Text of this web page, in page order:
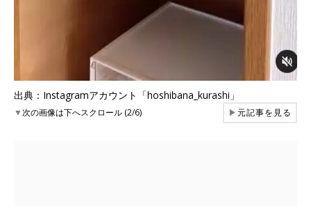
出典：Instagramアカウント「hoshibana_kurashi」
▼次の画像は下へスクロール (2/6) ▶元記事を見る